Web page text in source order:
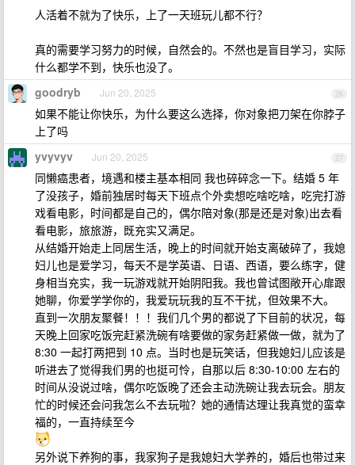
人活着不就为了快乐，上了一天班玩儿都不行？
真的需要学习努力的时候，自然会的。不然也是盲目学习，实际
什么都学不到，快乐也没了。
26
goodryb Jun 20, 2025
如果不能让你快乐，为什么要这么选择，你对象把刀架在你脖子
上了吗
27
yvyvyv Jun 20, 2025
同懒癌患者，境遇和楼主基本相同 我也碎碎念一下。结婚 5 年
了没孩子，婚前独居时每天下班点个外卖想吃啥吃啥，吃完打游
戏看电影，时间都是自己的，偶尔陪对象(那是还是对象)出去看
看电影，旅旅游，既充实又满足。
从结婚开始走上同居生活，晚上的时间就开始支离破碎了，我媳
妇儿也是爱学习，每天不是学英语、日语、西语，要么练字，健
身相当充实，我一玩游戏就开始阴阳我。我也曾试图敞开心扉跟
她聊，你爱学学你的，我爱玩玩我的互不干扰，但效果不大。
直到一次朋友聚餐！！！我们几个男的都说了下目前的状况，每
天晚上回家吃饭完赶紧洗碗有啥要做的家务赶紧做一做，就为了
8:30 一起打两把到 10 点。当时也是玩笑话，但我媳妇儿应该是
听进去了觉得我们男的也挺可怜，自那以后 8:30-10:00 左右的
时间从没说过啥，偶尔吃饭晚了还会主动洗碗让我去玩会。朋友
忙的时候还会问我怎么不去玩啦？她的通情达理让我真觉的蛮幸
福的，一直持续至今
另外说下养狗的事，我家狗子是我媳妇大学养的，婚后也带过来